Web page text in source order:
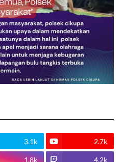
3.1k 2.7k
1.8k 4.2k